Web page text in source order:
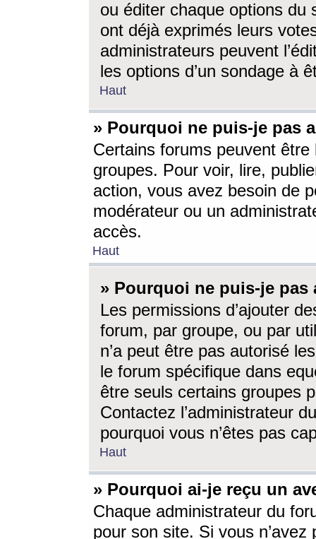
ou éditer chaque options du
ont déjà exprimés leurs
administrateurs peuvent
les options d’un sondage à
Haut
» Pourquoi ne puis-je pas
Certains forums peuvent être
groupes. Pour voir, lire,
action, vous avez besoin de
modérateur ou un
accès.
Haut
» Pourquoi ne puis-je
Les permissions d’ajouter
forum, par groupe, ou par
n’a peut être pas autorisé
le forum spécifique dans
être seuls certains groupes
Contactez l’administrateur
pourquoi vous n’êtes pas
Haut
» Pourquoi ai-je reçu un
Chaque administrateur du
pour son site. Si vous